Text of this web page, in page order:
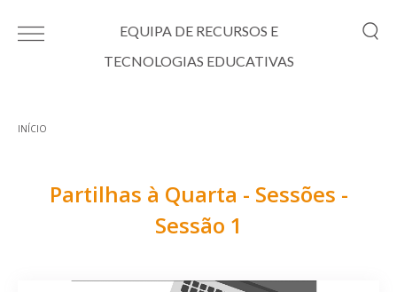
EQUIPA DE RECURSOS E
TECNOLOGIAS EDUCATIVAS
INÍCIO
Partilhas à Quarta - Sessões -
Sessão 1